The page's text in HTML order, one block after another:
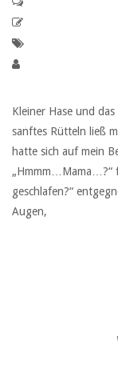
Kleiner Hase und
sanftes Rütteln ließ
hatte sich auf mein
„Hmmm…Mama…?“
geschlafen?“
Augen,